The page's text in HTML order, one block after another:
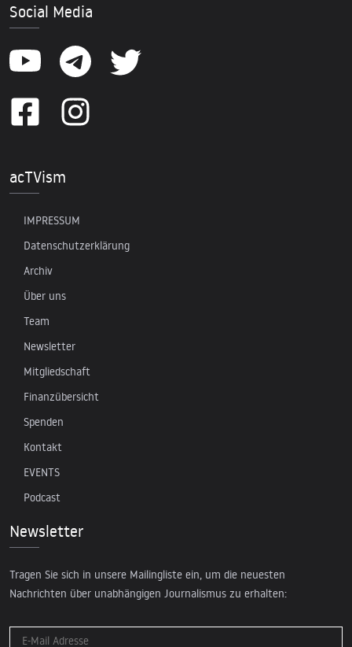
Social Media
acTVism
IMPRESSUM
Datenschutzerklärung
Archiv
Über uns
Team
Newsletter
Mitgliedschaft
Finanzübersicht
Spenden
Kontakt
EVENTS
Podcast
Newsletter
Tragen Sie sich in unsere Mailingliste ein, um die neuesten
Nachrichten über unabhängigen Journalismus zu erhalten: